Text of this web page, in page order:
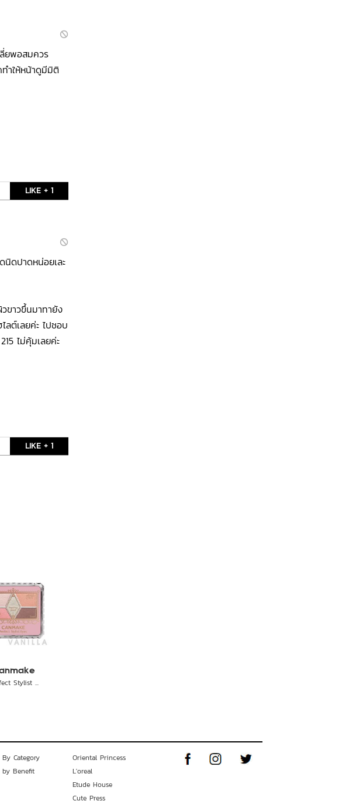
ลี่ยพอสมควร
ำให้หน้าดูมีมิติ
LIKE + 1
นิดปาดหน่อยเละ
วขาวขึ้นมาทายัง
ลต์เลยค่ะ ไปชอบ
ไม่คุ้มเลยค่ะ
LIKE + 1
Stylist ...
Category
by Benefit
Oriental Princess
L'oreal
Etude House
Cute Press